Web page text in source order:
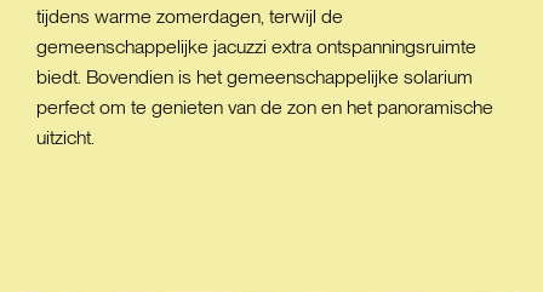
tijdens warme zomerdagen, terwijl de
gemeenschappelijke jacuzzi extra ontspanningsruimte
biedt. Bovendien is het gemeenschappelijke solarium
perfect om te genieten van de zon en het panoramische
uitzicht.